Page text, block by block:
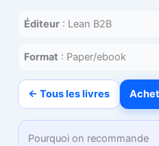
Éditeur: Lean B2B
Format : Paper/ebook
← Tous les livres
Pourquoi on recommande